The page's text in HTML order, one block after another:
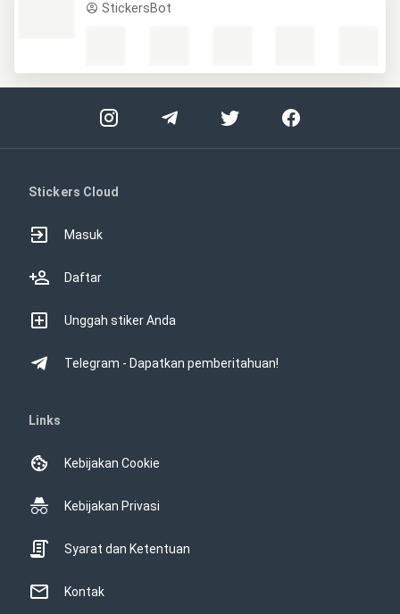
StickersBot
Stickers Cloud
Masuk
Daftar
Unggah stiker Anda
Telegram - Dapatkan pemberitahuan!
Links
Kebijakan Cookie
Kebijakan Privasi
Syarat dan Ketentuan
Kontak